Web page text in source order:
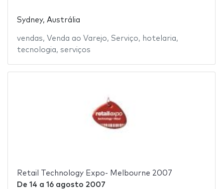
Sydney, Austrália
vendas, Venda ao Varejo, Serviço, hotelaria,
tecnologia, serviços
Retail Technology Expo- Melbourne 2007
De 14 a 16 agosto 2007